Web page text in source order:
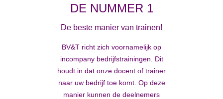
DE NUMMER 1
De beste manier van trainen!
BV&T richt zich voornamelijk op
incompany bedrijfstrainingen. Dit
houdt in dat onze docent of trainer
naar uw bedrijf toe komt. Op deze
manier kunnen de deelnemers